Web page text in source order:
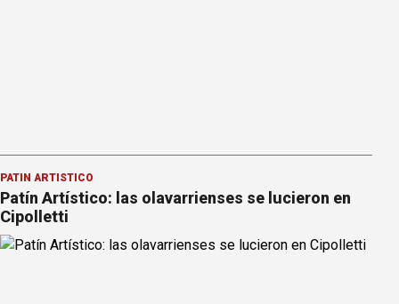
PATÍN ARTÍSTICO
Patín Artístico: las olavarrienses se lucieron en
Cipolletti